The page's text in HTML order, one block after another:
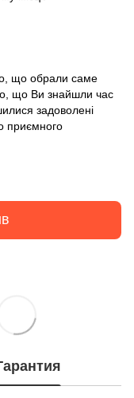
що обрали саме
що Ви знайшли час
задоволені
приємного